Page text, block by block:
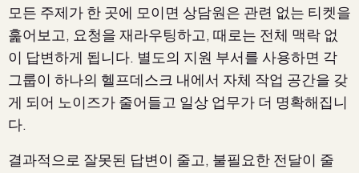
모든 주제가 한 곳에 모이면 상담원은 관련 없는 티켓을
훑어보고, 요청을 재라우팅하고, 때로는 전체 맥락 없
이 답변하게 됩니다. 별도의 지원 부서를 사용하면 각
그룹이 하나의 헬프데스크 내에서 자체 작업 공간을 갖
게 되어 노이즈가 줄어들고 일상 업무가 더 명확해집니
다.
결과적으로 잘못된 답변이 줄고, 불필요한 전달이 줄